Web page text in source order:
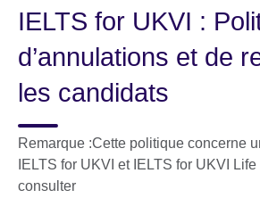
language
IELTS for UKVI :
d’annulations et de
les candidats
Remarque :Cette politique concerne
IELTS for UKVI et IELTS for UKVI
consulter